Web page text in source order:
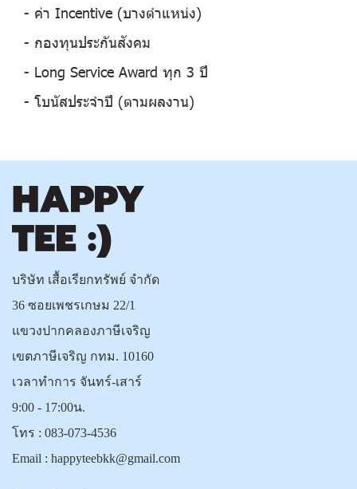
- ค่า Incentive (บางตำแหน่ง)
- กองทุนประกันสังคม
- Long Service Award ทุก 3 ปี
- โบนัสประจำปี (ตามผลงาน)
บริษัท เสื้อเรียกทรัพย์ จำกัด
36 ซอยเพชรเกษม 22/1
แขวงปากคลองภาษีเจริญ
เขตภาษีเจริญ กทม. 10160
เวลาทำการ จันทร์-เสาร์
9:00 - 17:00น.
โทร : 083-073-4536
Email : happyteebkk@gmail.com